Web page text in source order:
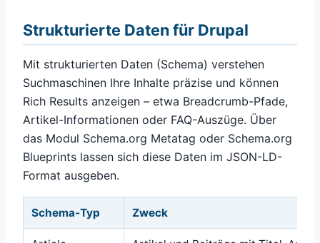
Strukturierte Daten für Drupal
Mit strukturierten Daten (Schema) verstehen
Suchmaschinen Ihre Inhalte präzise und können
Rich Results anzeigen – etwa Breadcrumb-Pfade,
Artikel-Informationen oder FAQ-Auszüge. Über
das Modul Schema.org Metatag oder Schema.org
Blueprints lassen sich diese Daten im JSON-LD-
Format ausgeben.
Schema-Typ Zweck